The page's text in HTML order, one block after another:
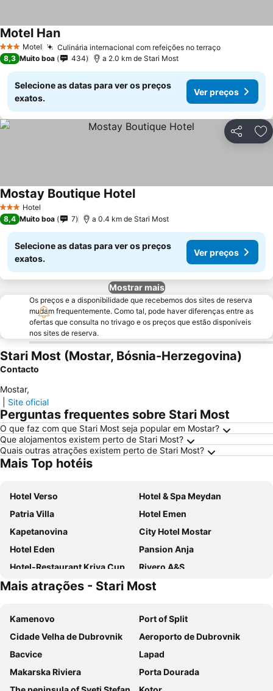
3 EstrelasMotel Culinária internacional com refeições no terraçoVer preços
Motel HanVer preços
8,3 Muito boa 434 a 2.0 km de Stari Most
Selecione as datas para ver os preços
exatos.
Ver preços
Partilhar
3 EstrelasHotel
Mostay Boutique HotelVer preços
8,4 Muito boa 7 a 0.4 km de Stari Most
Selecione as datas para ver os preços
exatos.
Ver preços
Mostrar mais
Os preços e a disponibilidade que recebemos dos sites de reserva
mudam frequentemente. Como tal, pode haver diferenças entre as
ofertas que consulta no trivago e os preços que estão disponíveis
nos sites de reserva.
Stari Most (Mostar, Bósnia-Herzegovina)
Contacto
Mostar,
Site oficial
Perguntas frequentes sobre Stari Most
O que faz com que Stari Most seja popular em Mostar?
Que alojamentos existem perto de Stari Most?
Quais outras atrações existem perto de Stari Most?
Mais Top hotéis
Hotel Verso
Hotel & Spa Meydan
Patria Villa
Hotel Emen
Kapetanovina
City Hotel Mostar
Hotel Eden
Pansion Anja
Hotel-Restaurant Kriva Cuprija
Rivero A&S
Hotel Bristol
Hotel Mepas
Hotel Carpe Diem
HA Hotel Mostar
Hotel Pasha
Villa Fortuna
Bosnian National Monument Muslibegovic House
Villa Cardak
Hotel Ada Blagaj
Shangri La Mansion
Mais atrações - Stari Most
Kamenovo
Port of Split
Cidade Velha de Dubrovnik
Aeroporto de Dubrovnik
Bacvice
Lapad
Makarska Riviera
Porta Dourada